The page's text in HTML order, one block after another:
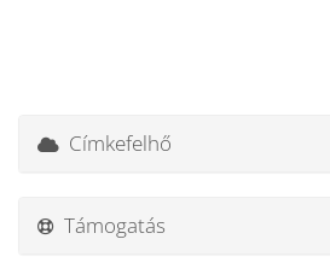
Címkefelhő
Támogatás